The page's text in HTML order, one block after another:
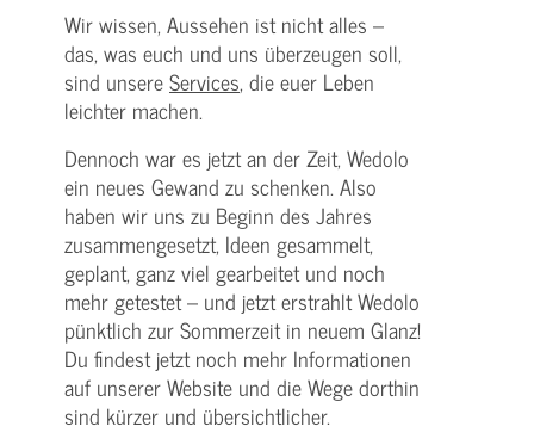
Wir wissen, Aussehen ist nicht alles –
das, was euch und uns überzeugen soll,
sind unsereServices, die euer Leben
leichter machen.
Dennoch war es jetzt an der Zeit, Wedolo
ein neues Gewand zu schenken. Also
haben wir uns zu Beginn des Jahres
zusammengesetzt, Ideen gesammelt,
geplant, ganz viel gearbeitet und noch
mehr getestet – und jetzt erstrahlt Wedolo
pünktlich zur Sommerzeit in neuem Glanz!
Du findest jetzt noch mehr Informationen
auf unserer Website und die Wege dorthin
sind kürzer und übersichtlicher.